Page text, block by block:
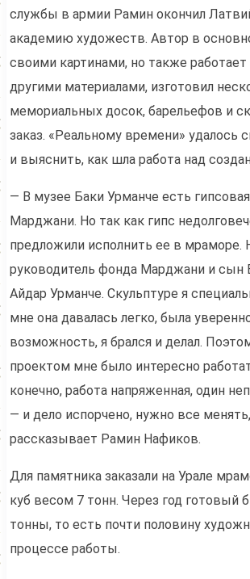
службы в армии Рамин окончил
академию художеств. Автор в
своими картинами, но также
другими материалами, изготовил
мемориальных досок, барельефов и
заказ. «Реальному времени» удалось
и выяснить, как шла работа над
— В музее Баки Урманче есть
Марджани. Но так как гипс
предложили исполнить ее в
руководитель фонда Марджани и сын
Айдар Урманче. Скульптуре я
мне она давалась легко, была
возможность, я брался и делал.
проектом мне было интересно
конечно, работа напряженная, один
— и дело испорчено, нужно все
рассказывает Рамин Нафиков.
Для памятника заказали на Урале
куб весом 7 тонн. Через год готовый
тонны, то есть почти половину
процессе работы.